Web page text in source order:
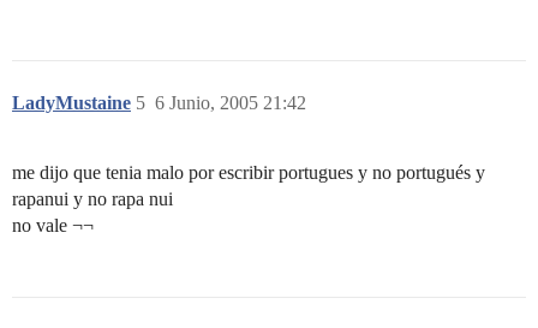
LadyMustaine 6 Junio, 2005 21:42
5
me dijo que tenia malo por escribir portugues y no portugués y
rapanui y no rapa nui
no vale ¬¬